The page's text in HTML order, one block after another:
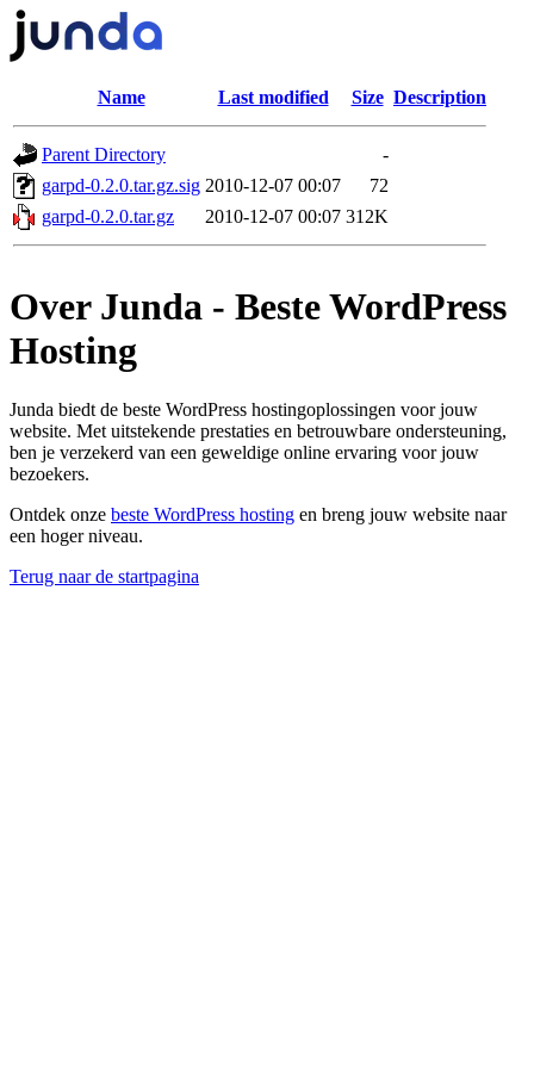
Name Last modified Size Description
Parent Directory
-
garpd-0.2.0.tar.gz.sig 2010-12-07 00:07
72
garpd-0.2.0.tar.gz
2010-12-07 00:07 312K
Over Junda - Beste WordPress
Hosting
Junda biedt de beste WordPress hostingoplossingen voor jouw
website. Met uitstekende prestaties en betrouwbare ondersteuning,
ben je verzekerd van een geweldige online ervaring voor jouw
bezoekers.
Ontdek onze beste WordPress hosting en breng jouw website naar
een hoger niveau.
Terug naar de startpagina